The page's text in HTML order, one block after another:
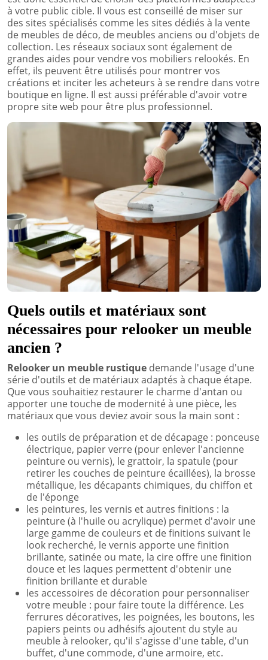
à votre public cible. Il vous est conseillé de miser sur
des sites spécialisés comme les sites dédiés à la vente
de meubles de déco, de meubles anciens ou d'objets de
collection. Les réseaux sociaux sont également de
grandes aides pour vendre vos mobiliers relookés. En
effet, ils peuvent être utilisés pour montrer vos
créations et inciter les acheteurs à se rendre dans votre
boutique en ligne. Il est aussi préférable d'avoir votre
propre site web pour être plus professionnel.
Quels outils et matériaux sont
nécessaires pour relooker un meuble
ancien ?
Relooker un meuble rustique demande l'usage d'une
série d'outils et de matériaux adaptés à chaque étape.
Que vous souhaitiez restaurer le charme d'antan ou
apporter une touche de modernité à une pièce, les
matériaux que vous deviez avoir sous la main sont :
les outils de préparation et de décapage : ponceuse
électrique, papier verre (pour enlever l'ancienne
peinture ou vernis), le grattoir, la spatule (pour
retirer les couches de peinture écaillées), la brosse
métallique, les décapants chimiques, du chiffon et
de l'éponge
les peintures, les vernis et autres finitions : la
peinture (à l'huile ou acrylique) permet d'avoir une
large gamme de couleurs et de finitions suivant le
look recherché, le vernis apporte une finition
brillante, satinée ou mate, la cire offre une finition
douce et les laques permettent d'obtenir une
finition brillante et durable
les accessoires de décoration pour personnaliser
votre meuble : pour faire toute la différence. Les
ferrures décoratives, les poignées, les boutons, les
papiers peints ou adhésifs ajoutent du style au
meuble à relooker, qu'il s'agisse d'une table, d'un
buffet, d'une commode, d'une armoire, etc.